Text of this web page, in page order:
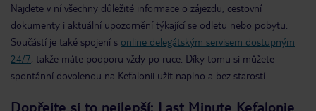
Najdete v ní všechny důležité informace o zájezdu, cestovní
dokumenty i aktuální upozornění týkající se odletu nebo pobytu.
Součástí je také spojení s online delegátským servisem dostupným
24/7, takže máte podporu vždy po ruce. Díky tomu si můžete
spontánní dovolenou na Kefalonii užít naplno a bez starostí.
Dopřejte si to nejlepší: Last Minute Kefalonie